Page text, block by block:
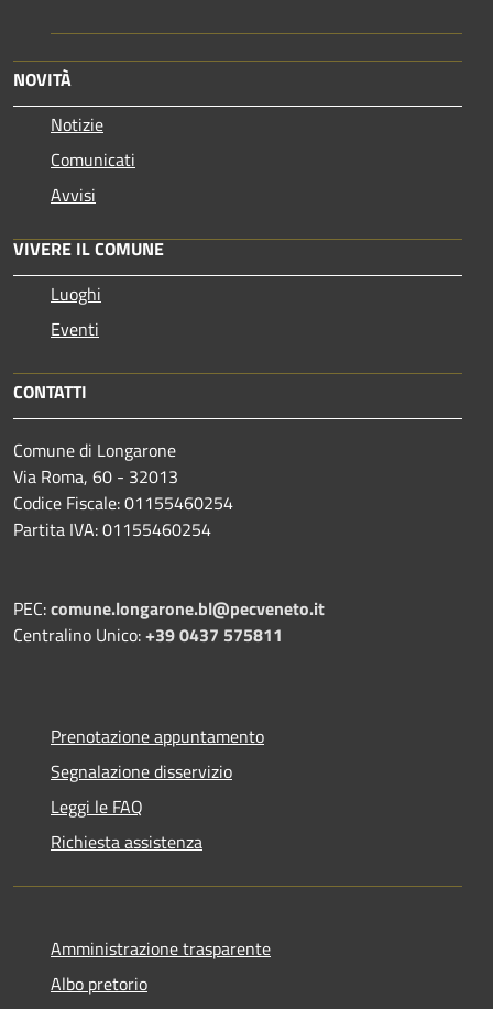
NOVITÀ
Notizie
Comunicati
Avvisi
VIVERE IL COMUNE
Luoghi
Eventi
CONTATTI
Comune di Longarone
Via Roma, 60 - 32013
Codice Fiscale: 01155460254
Partita IVA: 01155460254
PEC:comune.longarone.bl@pecveneto.it
Centralino Unico:+39 0437 575811
Prenotazione appuntamento
Segnalazione disservizio
Leggi le FAQ
Richiesta assistenza
Amministrazione trasparente
Albo pretorio